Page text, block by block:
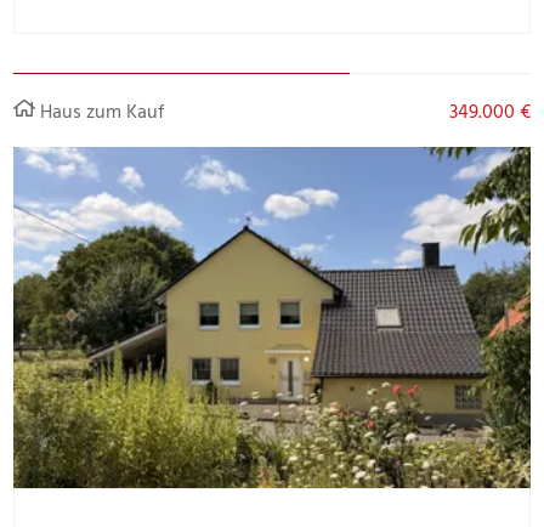
Haus zum Kauf 349.000 €